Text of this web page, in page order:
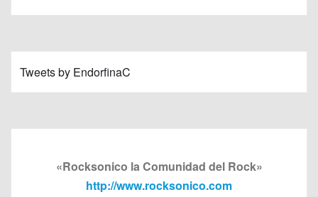
Tweets by EndorfinaC
«Rocksonico la Comunidad del Rock»
http://www.rocksonico.com